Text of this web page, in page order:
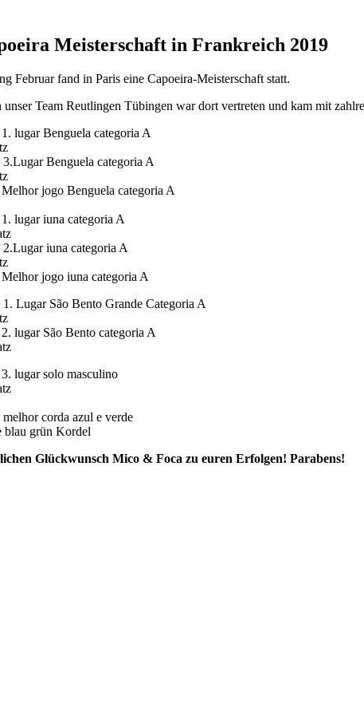
Meisterschaft in Frankreich 2019
Februar fand in Paris eine Capoeira-Meisterschaft statt.
unser Team Reutlingen Tübingen war dort vertreten und kam mit
lugar Benguela categoria A
Benguela categoria A
jogo Benguela categoria A
lugar iuna categoria A
iuna categoria A
jogo iuna categoria A
Lugar São Bento Grande Categoria A
lugar São Bento categoria A
lugar solo masculino
corda azul e verde
blau grün Kordel
Glückwunsch Mico & Foca zu euren Erfolgen! Parabens!